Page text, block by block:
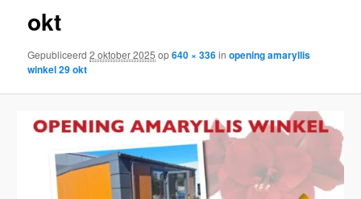
okt
Gepubliceerd2 oktober 2025 op640 × 336inopening amaryllis
winkel 29 okt